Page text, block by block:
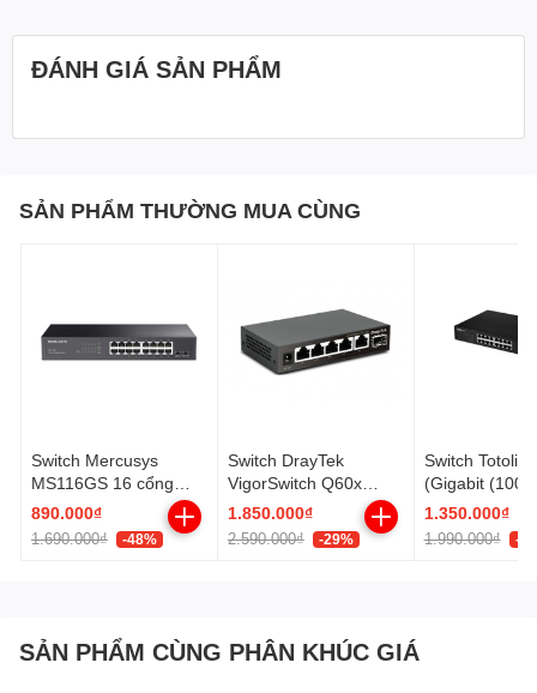
ĐÁNH GIÁ SẢN PHẨM
SẢN PHẨM THƯỜNG MUA CÙNG
Switch Mercusys
MS116GS 16 cổng
Gigabit vỏ thép - lắp
rack
890.000₫
1.690.000₫ -48%
Switch DrayTek
VigorSwitch Q60x
2.5GbE 5 Port LAN
2.5GbE + 1 SFP+
Uplink 10Gbps
1.850.000₫
2.590.000₫ -29%
Switch
(Gigabit
16 Cổng/ Vỏ
1.350.000₫
1.990.000₫ -
SẢN PHẨM CÙNG PHÂN KHÚC GIÁ